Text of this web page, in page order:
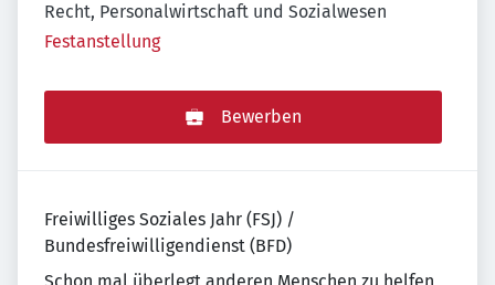
Recht, Personalwirtschaft und Sozialwesen
Festanstellung
Bewerben
Freiwilliges Soziales Jahr (FSJ) /
Bundesfreiwilligendienst (BFD)